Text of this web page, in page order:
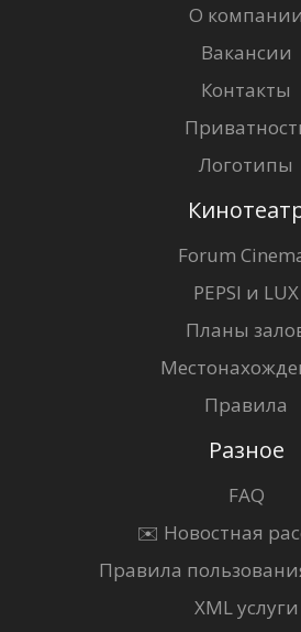
О компании
Вакансии
Контакты
Логотипы
Forum
PEPSI и LUX
Планы
Правила
Разное
FAQ
✉️ Новостная
Правила
XML услуги